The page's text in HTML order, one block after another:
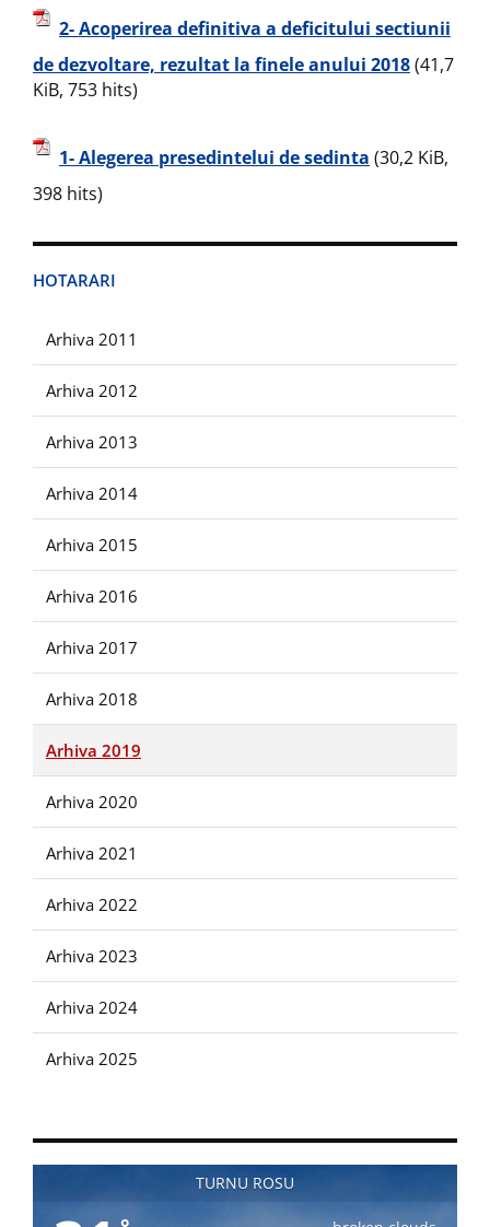
2- Acoperirea definitiva a deficitului sectiunii
de dezvoltare, rezultat la finele anului 2018(41,7
KiB, 753 hits)
1- Alegerea presedintelui de sedinta (30,2 KiB,
398 hits)
HOTARARI
Arhiva 2011
Arhiva 2012
Arhiva 2013
Arhiva 2014
Arhiva 2015
Arhiva 2016
Arhiva 2017
Arhiva 2018
Arhiva 2019
Arhiva 2020
Arhiva 2021
Arhiva 2022
Arhiva 2023
Arhiva 2024
Arhiva 2025
TURNU ROSU